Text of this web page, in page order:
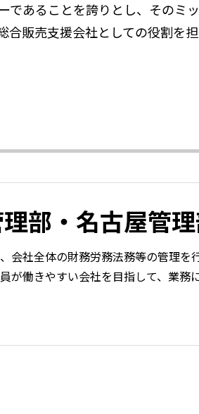
あることを誇りとし、そのミ
販売支援会社としての役割を
部・名古屋管
会社全体の財務労務法務等の管理
が働きやすい会社を目指して、業務